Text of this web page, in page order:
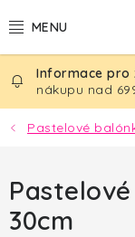
na
BALÓNKY
PÁRTY
TÉMATA
nákupu nad
Pastelové
30cm